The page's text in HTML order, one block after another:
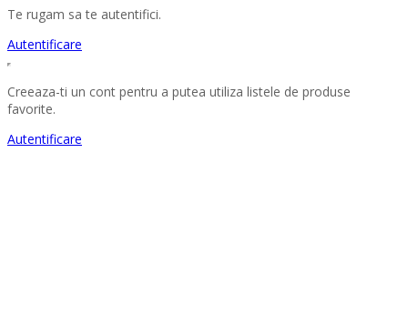
Te rugam sa te autentifici.
Autentificare
Creeaza-ti un cont pentru a putea utiliza listele de produse
favorite.
Autentificare